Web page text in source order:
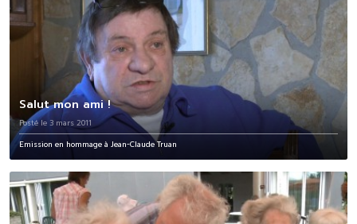
Salut mon ami !
Posté le 3 mars 2011
Emission en hommage à Jean-Claude Truan